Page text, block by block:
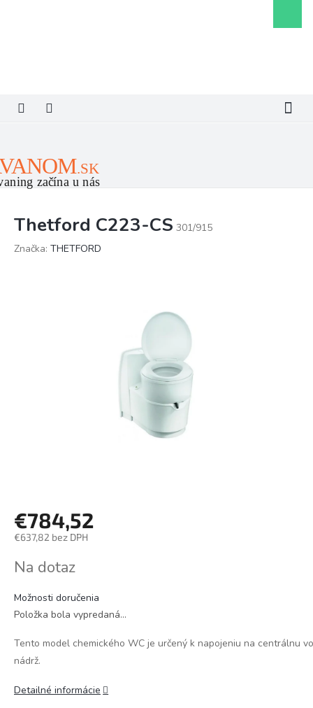
košík
Thetford C223-CS 301/915
Značka: THETFORD
€784,52
€637,82 bez DPH
cena:
Na dotaz
Možnosti doručenia
Položka bola vypredaná…
Tento model chemického WC je určený k napojeniu na centrálnu
nádrž.
Detailné informácie